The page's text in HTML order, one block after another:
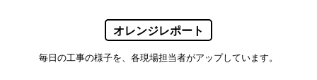
オレンジレポート
毎日の工事の様子を、各現場担当者がアップしています。